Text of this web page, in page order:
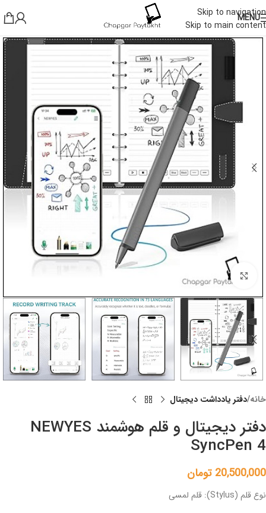
Skip to navigation
Skip to main content
MENU
Click to enlarge
خانه دفتر یادداشت دیجیتال
دفتر دیجیتال و قلم هوشمند NEWYES
SyncPen 4
20,500,000 تومان
نوع قلم (Stylus): قلم لمسی